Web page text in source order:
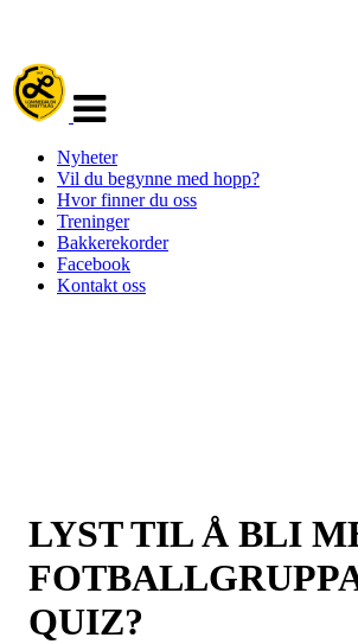
navigasjon
Nyheter
Vil du begynne med hopp?
Hvor finner du oss
Treninger
Bakkerekorder
Facebook
Kontakt oss
LYST TIL Å BLI
QUIZ?